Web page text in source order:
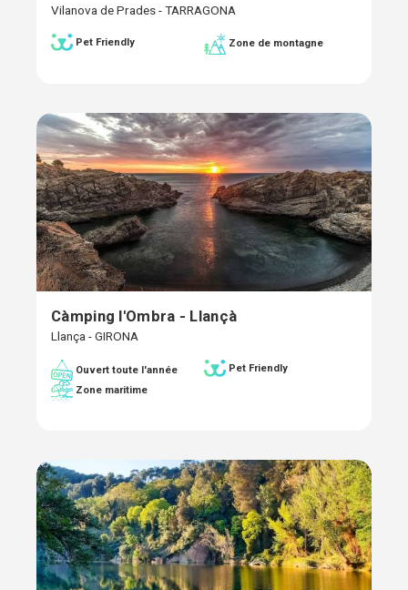
Vilanova de Prades - TARRAGONA
Pet Friendly Zone de montagne
Càmping l'Ombra - Llançà
Llança - GIRONA
Ouvert toute l'année
Pet Friendly
Zone maritime